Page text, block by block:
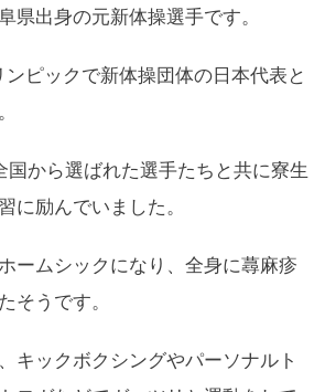
県出身の元新体操選手です。
ピックで新体操団体の日本代表と
国から選ばれた選手たちと共に寮生
に励んでいました。
ームシックになり、全身に蕁麻疹
そうです。
キックボクシングやパーソナルト